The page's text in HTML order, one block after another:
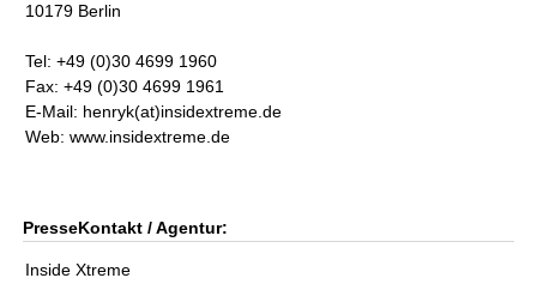
10179 Berlin
Tel: +49 (0)30 4699 1960
Fax: +49 (0)30 4699 1961
E-Mail: henryk(at)insidextreme.de
Web: www.insidextreme.de
PresseKontakt / Agentur:
Inside Xtreme